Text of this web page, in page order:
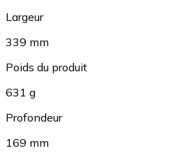
Largeur
339 mm
Poids du produit
631 g
Profondeur
169 mm